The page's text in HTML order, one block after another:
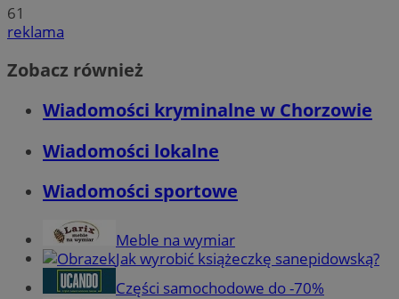
61
reklama
Zobacz również
Wiadomości kryminalne w Chorzowie
Wiadomości lokalne
Wiadomości sportowe
Meble na wymiar
Jak wyrobić książeczkę sanepidowską?
Części samochodowe do -70%